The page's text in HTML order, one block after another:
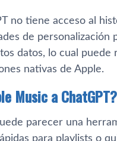
no tiene acceso al
de
datos, lo cual puede
nativas de Apple.
Music a ChatGPT?
parecer una
para playlists o